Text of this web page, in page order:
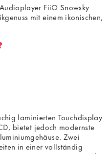
FiiO Snowsky
mit einem ikonischen,
laminierten Touchdisplay
bietet jedoch modernste
Zwei
in einer vollständig